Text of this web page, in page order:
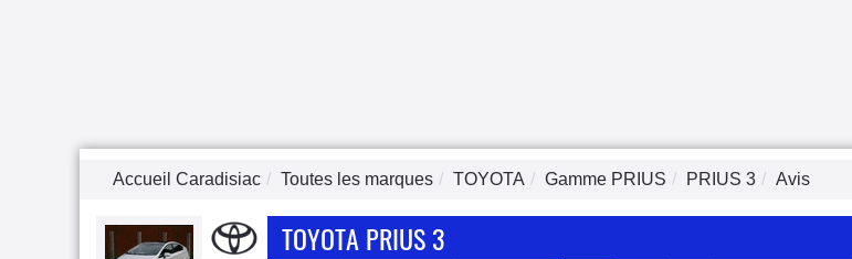
Accueil Caradisiac Toutes les marques TOYOTA Gamme PRIUS PRIUS 3 Avis
TOYOTA PRIUS 3